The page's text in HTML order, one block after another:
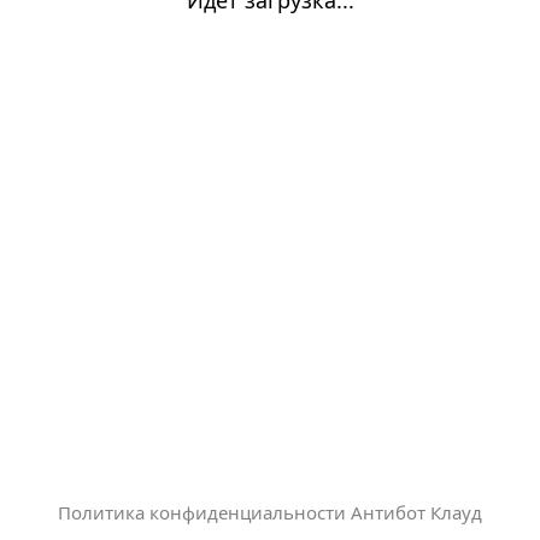
Политика конфиденциальности Антибот Клауд